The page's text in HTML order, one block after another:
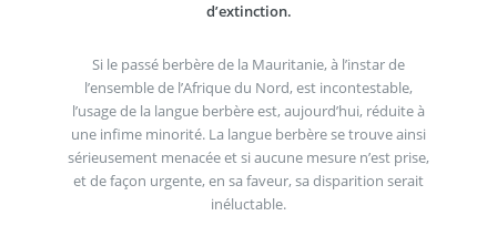
d’extinction.
Si le passé berbère de la Mauritanie, à l’instar de
l’ensemble de l’Afrique du Nord, est incontestable,
l’usage de la langue berbère est, aujourd’hui, réduite à
une infime minorité. La langue berbère se trouve ainsi
sérieusement menacée et si aucune mesure n’est prise,
et de façon urgente, en sa faveur, sa disparition serait
inéluctable.